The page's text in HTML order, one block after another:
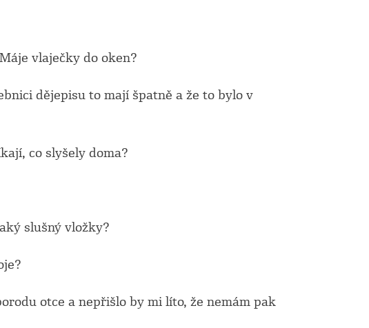
vlaječky do oken?
dějepisu to mají špatně a že to bylo v
co slyšely doma?
slušný vložky?
otce a nepřišlo by mi líto, že nemám pak